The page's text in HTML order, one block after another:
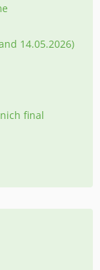
14.05.2026)
final